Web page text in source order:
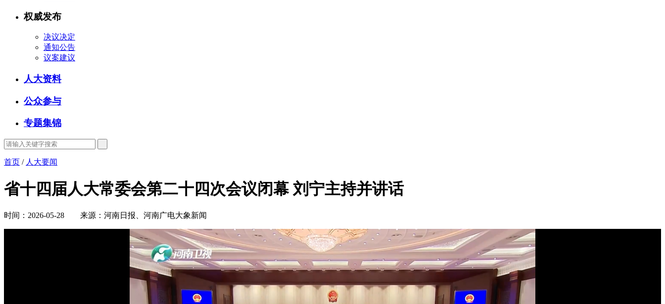
权威发布
决议决定
通知公告
议案建议
人大资料
公众参与
专题集锦
首页 / 人大要闻
省十四届人大常委会第二十四次会议闭幕 刘宁主持并讲话
时间：2026-05-28 来源：河南日报、河南广电大象新闻